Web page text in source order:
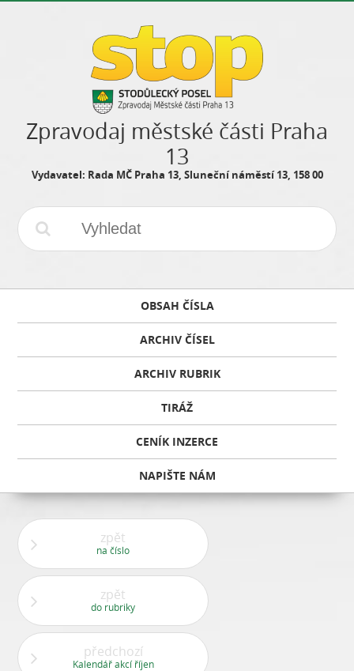
Zpravodaj městské části Praha
13
Vydavatel: Rada MČ Praha 13, Sluneční náměstí 13, 158 00
OBSAH ČÍSLA
ARCHIV ČÍSEL
ARCHIV RUBRIK
TIRÁŽ
CENÍK INZERCE
NAPIŠTE NÁM
zpět
na číslo
zpět
do rubriky
předchozí
Kalendář akcí říjen